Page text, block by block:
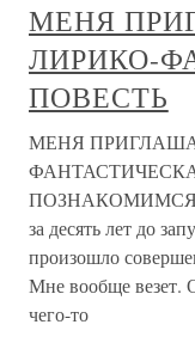
МЕНЯ
ЛИРИКО-
ПОВЕСТЬ
МЕНЯ
ПОЗНАКОМИМСЯ
за десять лет до
произошло
Мне вообще везет.
чего-то